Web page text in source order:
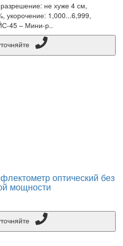
не хуже 4 см,
укорочение: 1,000...6,999,
45 – Мини-р..
оптический без
мощности